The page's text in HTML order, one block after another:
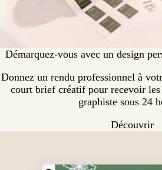
Démarquez-vous avec un design
Donnez un rendu professionnel à
court brief créatif pour recevoir
graphiste sous 24
Découvrir